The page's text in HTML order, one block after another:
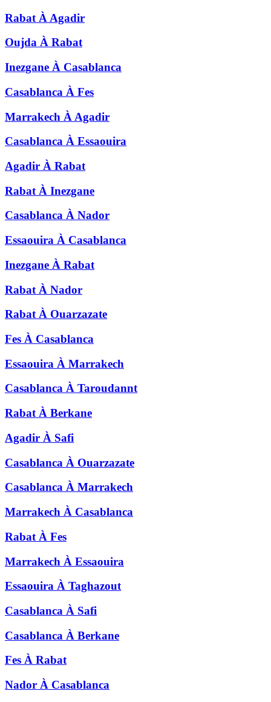
Rabat À Agadir
Oujda À Rabat
Inezgane À Casablanca
Casablanca À Fes
Marrakech À Agadir
Casablanca À Essaouira
Agadir À Rabat
Rabat À Inezgane
Casablanca À Nador
Essaouira À Casablanca
Inezgane À Rabat
Rabat À Nador
Rabat À Ouarzazate
Fes À Casablanca
Essaouira À Marrakech
Casablanca À Taroudannt
Rabat À Berkane
Agadir À Safi
Casablanca À Ouarzazate
Casablanca À Marrakech
Marrakech À Casablanca
Rabat À Fes
Marrakech À Essaouira
Essaouira À Taghazout
Casablanca À Safi
Casablanca À Berkane
Fes À Rabat
Nador À Casablanca